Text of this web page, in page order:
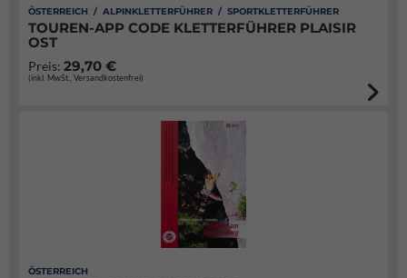
ÖSTERREICH / ALPINKLETTERFÜHRER / SPORTKLETTERFÜHRER
TOUREN-APP CODE KLETTERFÜHRER PLAISIR
OST
Preis: 29,70 €
(inkl. MwSt., Versandkostenfrei)
ÖSTERREICH